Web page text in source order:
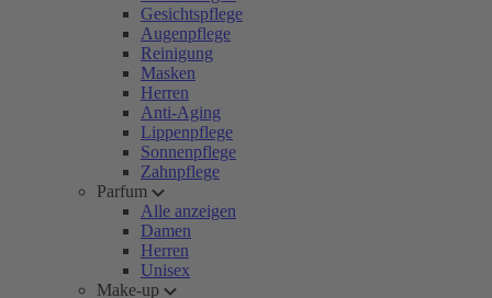
Gesichtspflege
Augenpflege
Reinigung
Masken
Herren
Anti-Aging
Lippenpflege
Sonnenpflege
Zahnpflege
Parfum
Alle anzeigen
Damen
Herren
Unisex
Make-up